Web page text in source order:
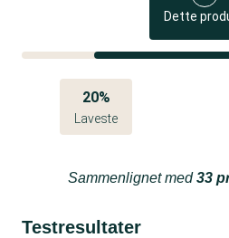
Dette
20%
Laveste
Sammenlignet med33
Testresultater